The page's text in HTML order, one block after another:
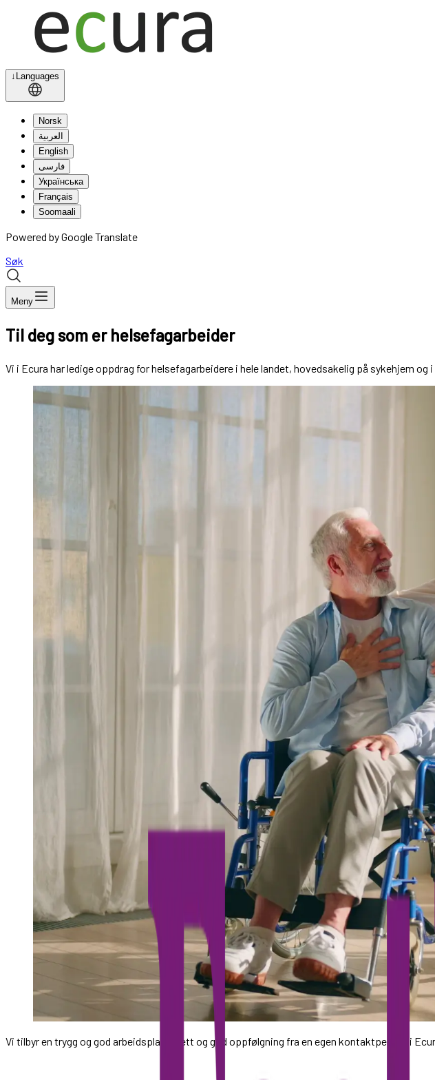
↓ Languages
Norsk
العربية
English
فارسی
Українська
Français
Soomaali
Powered by Google Translate
Søk
Meny
Til deg som er helsefagarbeider
Vi i Ecura har ledige oppdrag for helsefagarbeidere i hele landet, hovedsakelig på sykehjem
Vi tilbyr en trygg og god arbeidsplass, tett og god oppfølgning fra en egen kontaktperson i